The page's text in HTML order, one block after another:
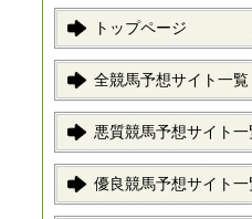
トップページ
全競馬予想サイト一覧
悪質競馬予想サイト一
優良競馬予想サイト一